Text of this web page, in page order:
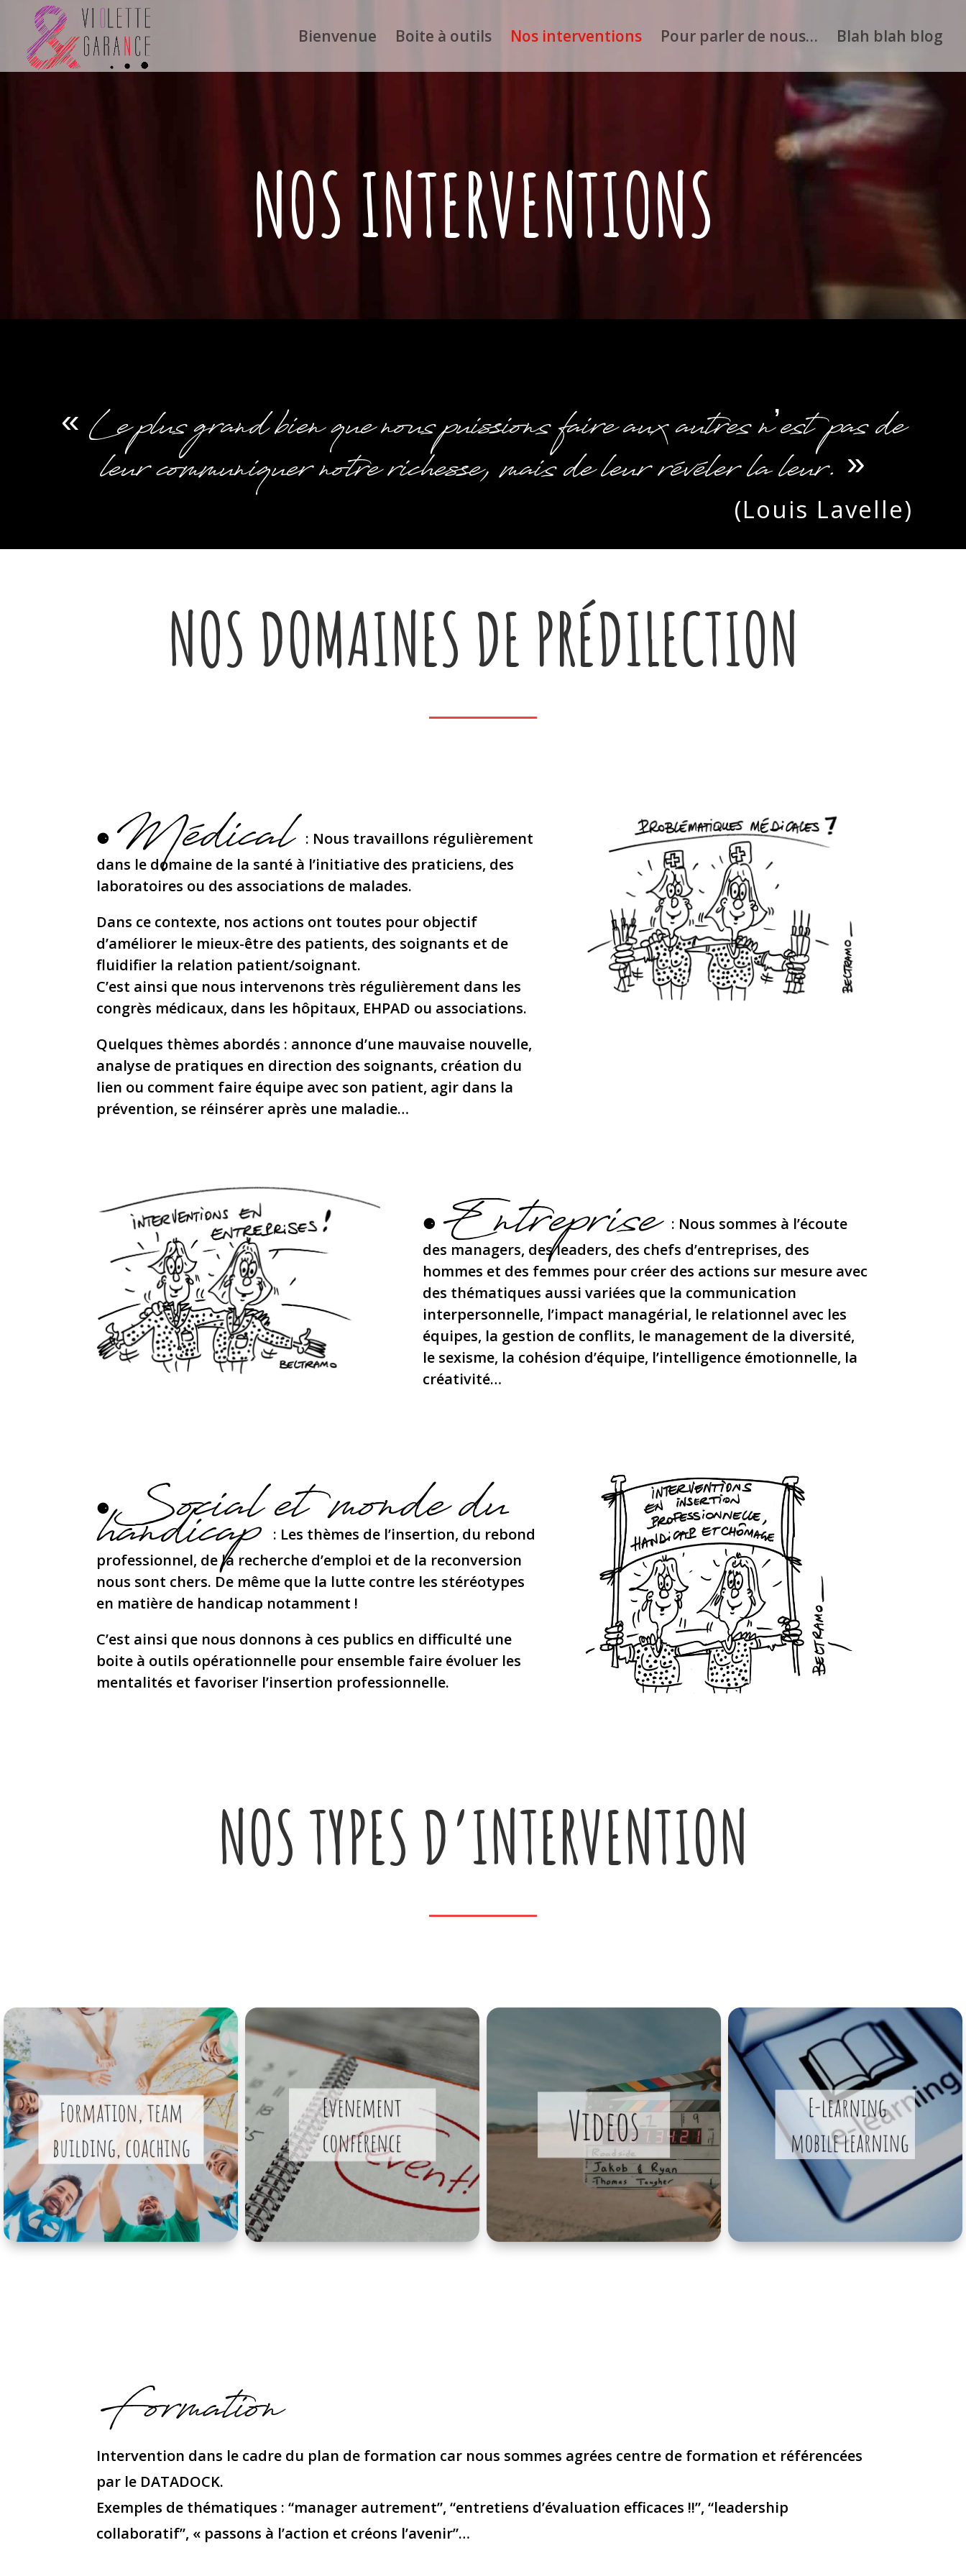
Bienvenue Boite à outils Nos interventions Pour parler de nous… Blah blah blog
NOS INTERVENTIONS
« Le plus grand bien que nouspuissions faire aux autres n’est pas de
leur communiquer notre richesse, mais de leur révéler la leur. »
(Louis Lavelle)
NOS DOMAINES DE PRÉDILECTION
⚈ Médical: Nous travaillons régulièrement
dans le domaine de la santé à l’initiative des praticiens, des
laboratoires ou des associations de malades.
Dans ce contexte, nos actions ont toutes pour objectif
d’améliorer le mieux-être des patients, des soignants et de
fluidifier la relation patient/soignant.
C’est ainsi que nous intervenons très régulièrement dans les
congrès médicaux, dans les hôpitaux, EHPAD ou associations.
Quelques thèmes abordés : annonce d’une mauvaise nouvelle,
analyse de pratiques en direction des soignants, création du
lien ou comment faire équipe avec son patient, agir dans la
prévention, se réinsérer après une maladie…
⚈ Entreprise: Nous sommes à l’écoute
des managers, des leaders, des chefs d’entreprises, des
hommes et des femmes pour créer des actions sur mesure avec
des thématiques aussi variées que la communication
interpersonnelle, l’impact managérial, le relationnel avec les
équipes, la gestion de conflits, le management de la diversité,
le sexisme, la cohésion d’équipe, l’intelligence émotionnelle, la
créativité…
⚈Social et monde du
handicap: Les thèmes de l’insertion, du rebond
professionnel, de la recherche d’emploi et de la reconversion
nous sont chers. De même que la lutte contre les stéréotypes
en matière de handicap notamment !
C’est ainsi que nous donnons à ces publics en difficulté une
boite à outils opérationnelle pour ensemble faire évoluer les
mentalités et favoriser l’insertion professionnelle.
NOS TYPES D’INTERVENTION
Découvrir Découvrir Découvrir Découvrir
Formation
Intervention dans le cadre du plan de formation car nous sommes agrées centre de formation et référencées
par le DATADOCK.
Exemples de thématiques : “manager autrement”, “entretiens d’évaluation efficaces !!”, “leadership
collaboratif”, « passons à l’action et créons l’avenir”…